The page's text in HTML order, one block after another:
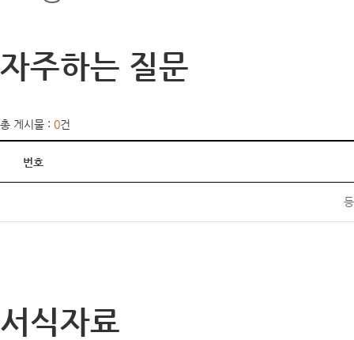
자주하는 질문
총 게시물 : 0건
번호
서식자료